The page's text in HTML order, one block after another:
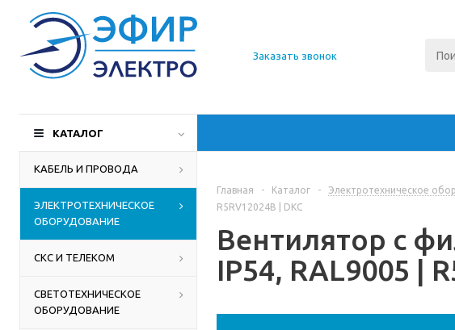
О компании
Доставка
Производители
Контакты
Заказать звонок
КАТАЛОГ
КАБЕЛЬ И ПРОВОДА
ЭЛЕКТРОТЕХНИЧЕСКОЕ
ОБОРУДОВАНИЕ
СКС И ТЕЛЕКОМ
СВЕТОТЕХНИЧЕСКОЕ
ОБОРУДОВАНИЕ
Главная - Каталог - Электротехническое
R5RV12024B | DKC
Вентилятор с
IP54, RAL9005 |